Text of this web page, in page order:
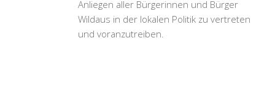
Anliegen aller Bürgerinnen und Bürger
Wildaus in der lokalen Politik zu vertreten
und voranzutreiben.